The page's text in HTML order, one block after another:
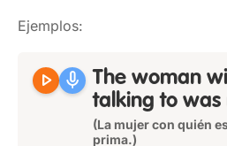
Ejemplos:
play_arrow mic The woman
talking to was
(La mujer con quién
prima.)